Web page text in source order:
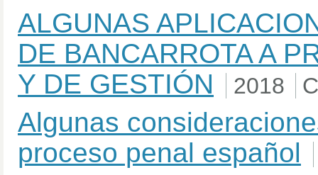
ALGUNAS
DE BANCARROTA A
Y DE GESTIÓN
2018
Algunas
proceso penal español